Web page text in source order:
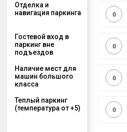
Отделка и
навигация паркинга
0
Гостевой вход в
паркинг вне
подъездов
0
Наличие мест для
машин большого
класса
0
Теплый паркинг
(температура от +5)
0